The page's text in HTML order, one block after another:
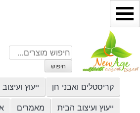
דילוג
לתוכן
חיפוש
עבור:
חיפוש
קריסטלים ואבני חן ייעוץ
ייעוץ ועיצוב הבית מאמרים